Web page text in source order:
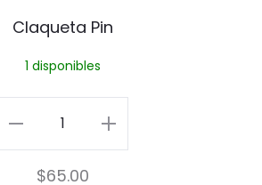
a
i
n
Claqueta Pin
1 disponibles
Claqueta
Pin
$65.00